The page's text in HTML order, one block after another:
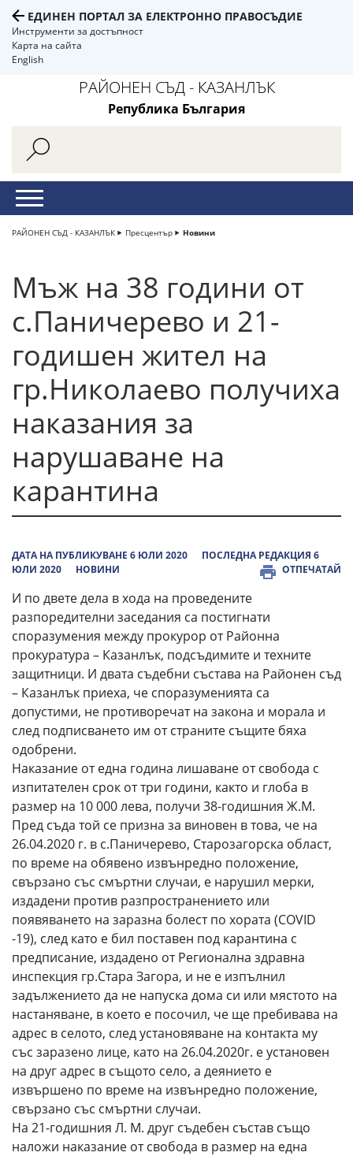
ЕДИНЕН ПОРТАЛ ЗА ЕЛЕКТРОННО ПРАВОСЪДИЕ
Инструменти за достъпност
Карта на сайта
English
РАЙОНЕН СЪД - КАЗАНЛЪК
Република България
РАЙОНЕН СЪД - КАЗАНЛЪК Пресцентър Новини
Мъж на 38 години от
с.Паничерево и 21-
годишен жител на
гр.Николаево получиха
наказания за
нарушаване на
карантина
ДАТА НА ПУБЛИКУВАНЕ 6 ЮЛИ 2020
ПОСЛЕДНА РЕДАКЦИЯ 6
ЮЛИ 2020
НОВИНИ ОТПЕЧАТАЙ
И по двете дела в хода на проведените
разпоредителни заседания са постигнати
споразумения между прокурор от Районна
прокуратура – Казанлък, подсъдимите и техните
защитници. И двата съдебни състава на Районен съд
– Казанлък приеха, че споразуменията са
допустими, не противоречат на закона и морала и
след подписването им от страните същите бяха
одобрени.
Наказание от една година лишаване от свобода с
изпитателен срок от три години, както и глоба в
размер на 10 000 лева, получи 38-годишния Ж.М.
Пред съда той се призна за виновен в това, че на
26.04.2020 г. в с.Паничерево, Старозагорска област,
по време на обявено извънредно положение,
свързано със смъртни случаи, е нарушил мерки,
издадени против разпространението или
появяването на заразна болест по хората (СОVID
-19), след като е бил поставен под карантина с
предписание, издадено от Регионална здравна
инспекция гр.Стара Загора, и не е изпълнил
задължението да не напуска дома си или мястото на
настаняване, в което е посочил, че ще пребивава на
адрес в селото, след установяване на контакта му
със заразено лице, като на 26.04.2020г. е установен
на друг адрес в същото село, а деянието е
извършено по време на извънредно положение,
свързано със смъртни случаи.
На 21-годишния Л. М. друг съдебен състав също
наложи наказание от свобода в размер на една